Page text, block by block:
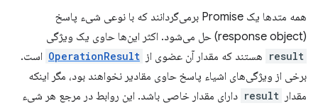
همه متدها یک Promise برمی‌گردانند که با نوعی شیء پاسخ
(response object) حل می‌شود. اکثر این‌ها حاوی یک ویژگی
result هستند که مقدار آن عضوی از OperationResult است.
برخی از ویژگی‌های اشیاء پاسخ حاوی مقادیر نخواهند بود، مگر اینکه
مقدار result دارای مقدار خاصی باشد. این روابط در مرجع هر شیء